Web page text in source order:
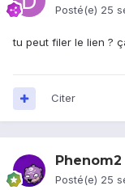
Posté(e) 25
tu peut filer le lien ?
Citer
Phenom2
Posté(e) 25